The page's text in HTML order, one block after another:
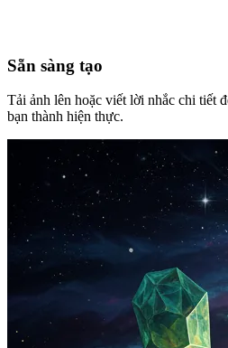
Sẵn sàng tạo
Tải ảnh lên hoặc viết lời nhắc chi tiết
bạn thành hiện thực.